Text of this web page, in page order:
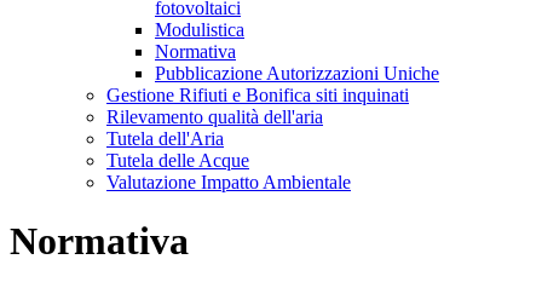
fotovoltaici
Modulistica
Normativa
Pubblicazione Autorizzazioni Uniche
Gestione Rifiuti e Bonifica siti inquinati
Rilevamento qualità dell'aria
Tutela dell'Aria
Tutela delle Acque
Valutazione Impatto Ambientale
Normativa